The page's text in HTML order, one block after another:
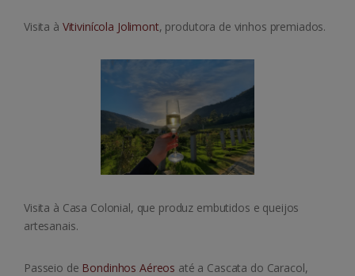
Visita à Vitivinícola Jolimont, produtora de vinhos premiados.
Visita à Casa Colonial, que produz embutidos e queijos
artesanais.
Passeio de Bondinhos Aéreos até a Cascata do Caracol,